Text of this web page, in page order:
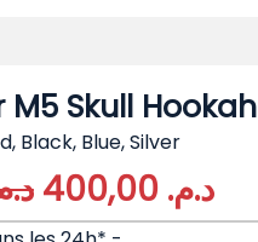
M5 Skull Hookah
Black, Blue, Silver
د.م. 400,00